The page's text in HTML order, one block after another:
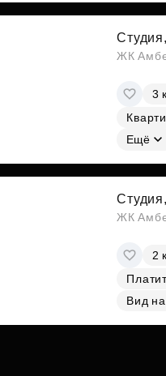
Студия,
ЖК
3
Ещё
Студия,
ЖК
2
Вид